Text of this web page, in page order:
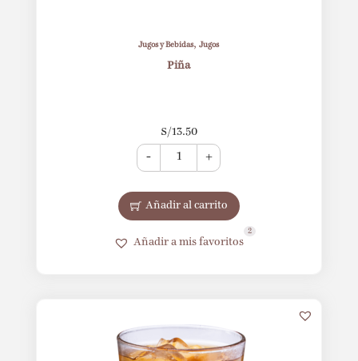
Jugos y Bebidas,Jugos
Piña
S/13.50
- +
Añadir al carrito
Añadir a mis favoritos
2